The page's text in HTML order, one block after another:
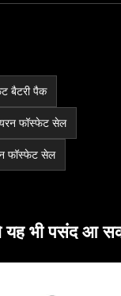
बैटरी पैक
फॉस्फेट सेल
फॉस्फेट सेल
भी पसंद आ